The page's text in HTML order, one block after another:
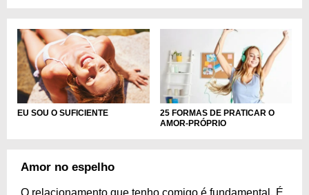
EU SOU O SUFICIENTE
25 FORMAS DE PRATICAR O
AMOR-PRÓPRIO
Amor no espelho
O relacionamento que tenho comigo é fundamental. É